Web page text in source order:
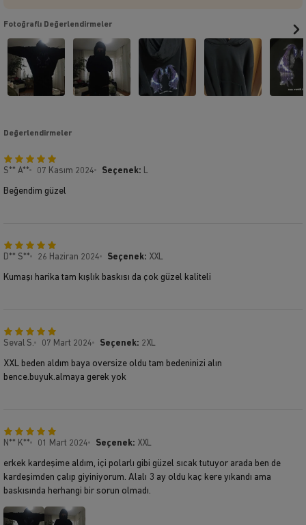
Fotoğraflı Değerlendirmeler
Değerlendirmeler
S** A** 07 Kasım 2024 Seçenek: L
Beğendim güzel
D** S** 26 Haziran 2024 Seçenek: XXL
Kumaşı harika tam kışlık baskısı da çok güzel kaliteli
Seval S. 07 Mart 2024 Seçenek: 2XL
XXL beden aldım baya oversize oldu tam bedeninizi alın
bence.buyuk.almaya gerek yok
N** K** 01 Mart 2024 Seçenek: XXL
erkek kardeşime aldım, içi polarlı gibi güzel sıcak tutuyor arada ben de
kardeşimden çalıp giyiniyorum. Alalı 3 ay oldu kaç kere yıkandı ama
baskısında herhangi bir sorun olmadı.